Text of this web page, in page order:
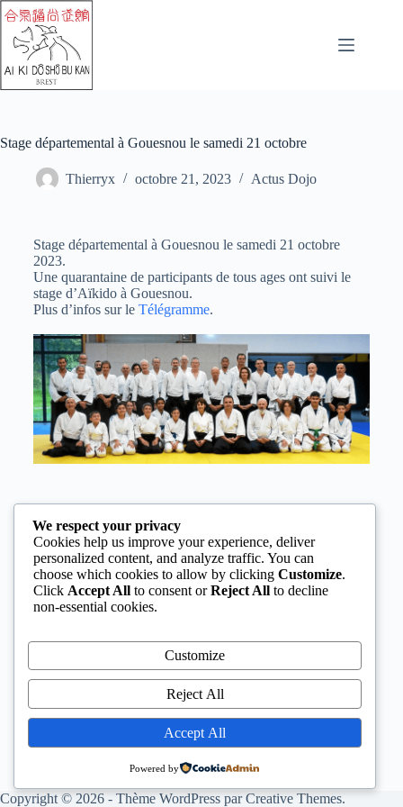
Stage départemental à Gouesnou le samedi 21 octobre
Thierryx octobre 21, 2023 Actus Dojo
Stage départemental à Gouesnou le samedi 21 octobre
2023.
Une quarantaine de participants de tous ages ont suivi le
stage d’Aïkido à Gouesnou.
Plus d’infos sur le Télégramme.
Copyright © 2026 - Thème WordPress parCreative Themes.
We respect your privacy
Cookies help us improve your experience, deliver
personalized content, and analyze traffic. You can
choose which cookies to allow by clicking Customize.
Click Accept All to consent orReject All to decline
non-essential cookies.
Customize
Reject All
Accept All
Powered by